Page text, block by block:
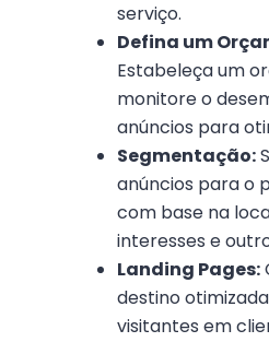
serviço.
Defina um
Estabeleça um
monitore o
anúncios para
Segmentação:
anúncios para o
com base na
interesses e
Landing Pages:
destino
visitantes em